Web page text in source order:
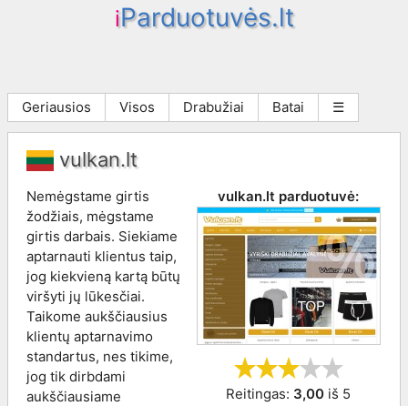
iParduotuvės.lt
Geriausios Visos Drabužiai Batai ☰
vulkan.lt
vulkan.lt parduotuvė:
Reitingas: 3,00 iš 5
Nemėgstame girtis
žodžiais, mėgstame
girtis darbais. Siekiame
aptarnauti klientus taip,
jog kiekvieną kartą būtų
viršyti jų lūkesčiai.
Taikome aukščiausius
klientų aptarnavimo
standartus, nes tikime,
jog tik dirbdami
aukščiausiame